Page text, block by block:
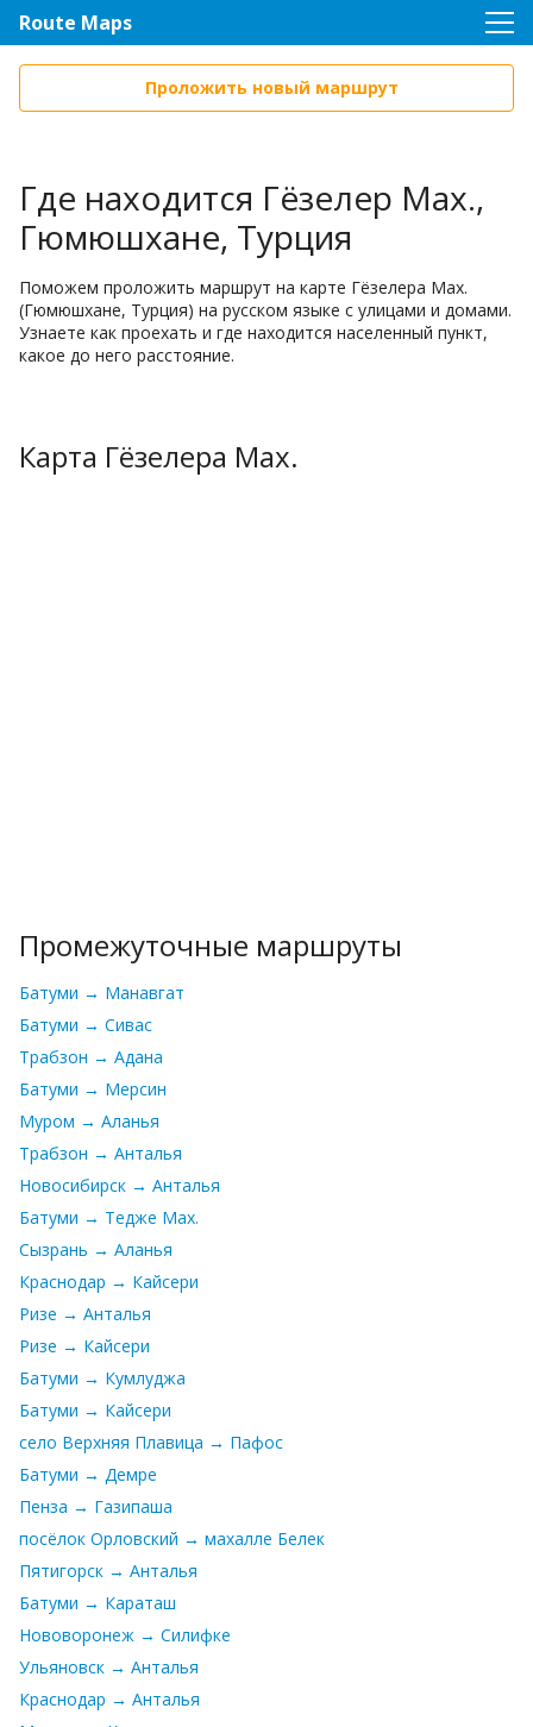
Route Maps
Проложить новый маршрут
Где находится Гёзелер Мах.,
Гюмюшхане, Турция
Поможем проложить маршрут на карте Гёзелера Мах.
(Гюмюшхане, Турция) на русском языке с улицами и домами.
Узнаете как проехать и где находится населенный пункт,
какое до него расстояние.
Карта Гёзелера Мах.
Промежуточные маршруты
Батуми → Манавгат
Батуми → Сивас
Трабзон → Адана
Батуми → Мерсин
Муром → Аланья
Трабзон → Анталья
Новосибирск → Анталья
Батуми → Тедже Мах.
Сызрань → Аланья
Краснодар → Кайсери
Ризе → Анталья
Ризе → Кайсери
Батуми → Кумлуджа
Батуми → Кайсери
село Верхняя Плавица → Пафос
Батуми → Демре
Пенза → Газипаша
посёлок Орловский → махалле Белек
Пятигорск → Анталья
Батуми → Караташ
Нововоронеж → Силифке
Ульяновск → Анталья
Краснодар → Анталья